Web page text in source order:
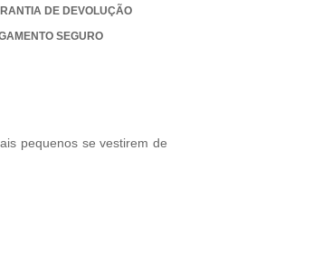
DE DEVOLUÇÃO
SEGURO
pequenos se vestirem de